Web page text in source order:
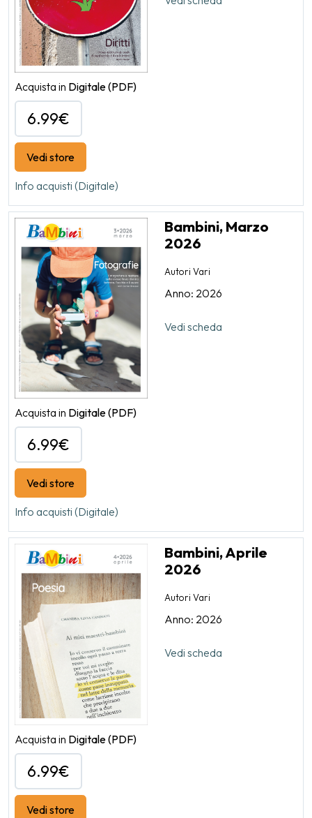
Acquista in Digitale(PDF)
6.99€
Vedi store
Info acquisti (Digitale)
Bambini, Marzo
2026
Autori Vari
Anno: 2026
Vedi scheda
Acquista in Digitale(PDF)
6.99€
Vedi store
Info acquisti (Digitale)
Bambini, Aprile
2026
Autori Vari
Anno: 2026
Vedi scheda
Acquista in Digitale(PDF)
6.99€
Vedi store